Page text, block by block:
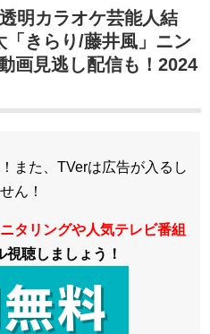
明カラオケ芸能人結
きらり/藤井風」ニン
画見逃し配信も！2024
また、TVerは広告が入るし
ん！
タリングや人気テレビ番組
視聴しましょう！